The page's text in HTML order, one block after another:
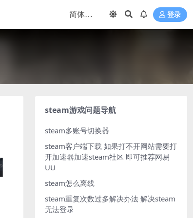
登录
steam游戏问题导航
steam多账号切换器
steam客户端下载 如果打不开网站需要打
开加速器加速steam社区 即可推荐网易
UU
steam怎么离线
steam重复次数过多解决办法 解决steam
无法登录